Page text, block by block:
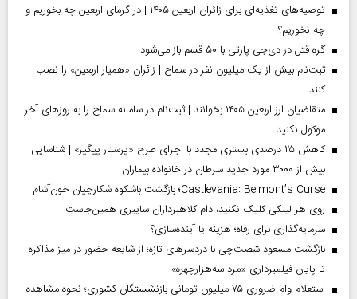
توصیه‌های تغذیه‌ای برای زائران اربعین ۱۴۰۵ | در گرمای اربعین چه بخوریم و
چه نخوریم؟
گره قتل در دی‌جی پارتی با ۵۰ قسم باز می‌شود
ثبت‌نام بیش از یک میلیون نفر در سماح | زائران «همیار اربعین» را نصب
کنند
متقاضیان ارز اربعین ۱۴۰۵ بخوانند | ثبت‌نام در سامانه سماح را به روز‌های آخر
موکول نکنید
کاهش ۲۵ درصدی بستری مجدد با اجرای طرح «پرستار پیگیر» | شناسایی
بیش از ۳۰۰۰ مورد جدید سرطان در خانواده بیماران
Castlevania: Belmont’s Curse؛ بازگشت باشکوه شکارچیان خون‌آشام
روی هر لینکی کلیک نکنید، دام کلاهبرداران سایبری همین‌جاست
سرمایه‌گذاری برای رفاه؛ هزینه یا آینده‌سازی؟
بازگشت مسعود شصت‌چی با دردسر‌های تازه؛ از شایعه حضور در میز مذاکره
تا پایان فیلمبرداری «مرد سه‌هزارچهره»
استعلام وام ضروری ۷۵ میلیون تومانی بازنشستگان کشوری؛ نحوه مشاهده